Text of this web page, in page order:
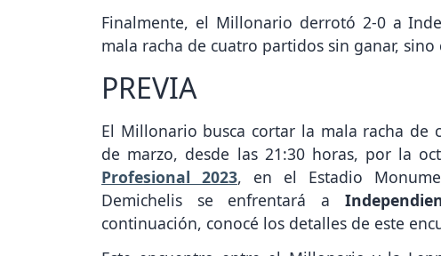
Finalmente, el Millonario derrotó 2-0 a
mala racha de cuatro partidos sin ganar,
PREVIA
El Millonario busca cortar la mala racha de
de marzo, desde las 21:30 horas, por la
Profesional 2023, en el Estadio
Demichelis se enfrentará a
continuación, conocé los detalles de este